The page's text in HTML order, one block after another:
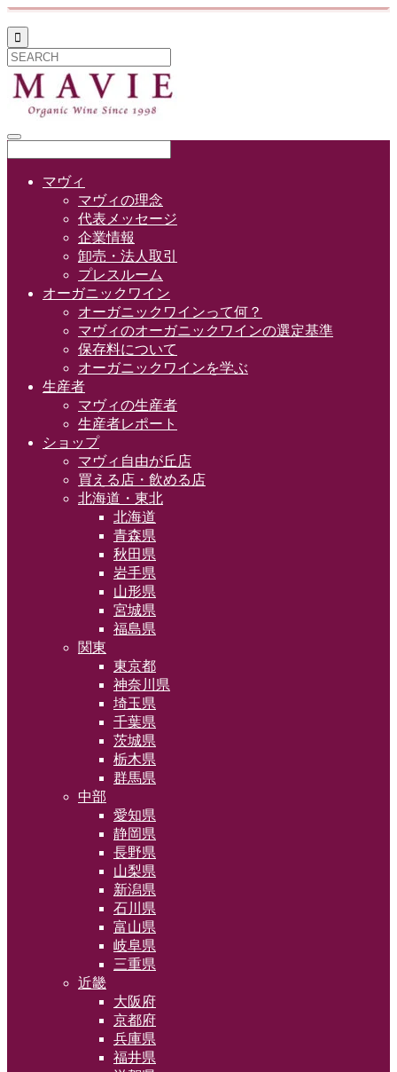

マヴィ
マヴィの理念
代表メッセージ
企業情報
卸売・法人取引
プレスルーム
オーガニックワイン
オーガニックワインって何？
マヴィのオーガニックワインの選定基準
保存料について
オーガニックワインを学ぶ
生産者
マヴィの生産者
生産者レポート
ショップ
マヴィ自由が丘店
買える店・飲める店
北海道・東北
北海道
青森県
秋田県
岩手県
山形県
宮城県
福島県
関東
東京都
神奈川県
埼玉県
千葉県
茨城県
栃木県
群馬県
中部
愛知県
静岡県
長野県
山梨県
新潟県
石川県
富山県
岐阜県
三重県
近畿
大阪府
京都府
兵庫県
福井県